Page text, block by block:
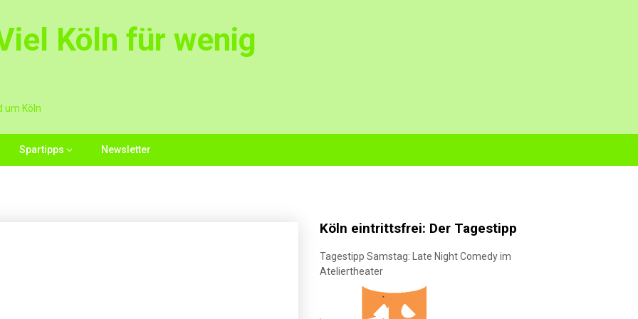
Köln für wenig
um Köln
Spartipps Newsletter
Köln eintrittsfrei: Der Tagestipp
Tagestipp Samstag: Late Night Comedy im
Ateliertheater